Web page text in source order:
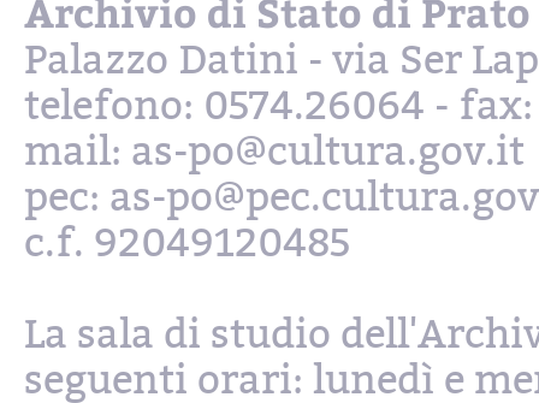
Archivio di Stato di Prato
Palazzo Datini - via Ser
telefono: 0574.26064 - fax:
mail: as-po@cultura.gov.it
pec: as-
c.f. 92049120485
La sala di studio
seguenti orari: lunedì e